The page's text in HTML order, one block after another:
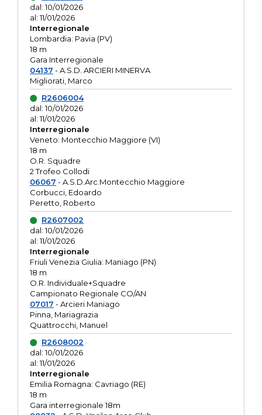
dal: 10/01/2026
al: 11/01/2026
Interregionale
Lombardia: Pavia (PV)
18 m
Gara Interregionale
04137 - A.S.D. ARCIERI MINERVA
Migliorati, Marco
R2606004
dal: 10/01/2026
al: 11/01/2026
Interregionale
Veneto: Montecchio Maggiore (VI)
18 m
O.R. Squadre
2 Trofeo Collodi
06067 - A.S.D.Arc.Montecchio Maggiore
Corbucci, Edoardo
Peretto, Roberto
R2607002
dal: 10/01/2026
al: 11/01/2026
Interregionale
Friuli Venezia Giulia: Maniago (PN)
18 m
O.R. Individuale+Squadre
Campionato Regionale CO/AN
07017 - Arcieri Maniago
Pinna, Mariagrazia
Quattrocchi, Manuel
R2608002
dal: 10/01/2026
al: 11/01/2026
Interregionale
Emilia Romagna: Cavriago (RE)
18 m
Gara interregionale 18m